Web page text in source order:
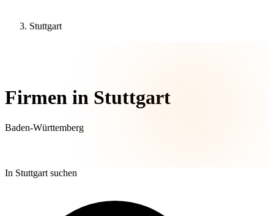
Stuttgart
Firmen in Stuttgart
Baden-Württemberg
In Stuttgart suchen